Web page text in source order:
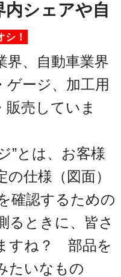
内シェアや自
シ！
界、自動車業界
ゲージ、加工用
販売していま
”とは、お客様
仕様（図面）
確認するための
るときに、皆さ
すね？ 部品を
たいなもの